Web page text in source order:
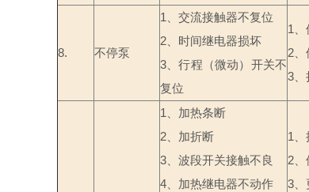
8. 不停泵
1
、交流接触器不复位
2 、时间继电器损坏
3 、行程（微动）开关不
复位
1
2
3
1
、加热条断
2 、加折断
3 、波段开关接触不良
4 、加热继电器不动作
1
2
3